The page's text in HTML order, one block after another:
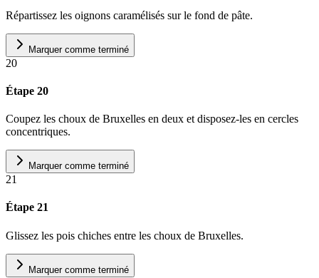
Répartissez les oignons caramélisés sur le fond de pâte.
Marquer comme terminé
20
Étape 20
Coupez les choux de Bruxelles en deux et disposez-les en cercles
concentriques.
Marquer comme terminé
21
Étape 21
Glissez les pois chiches entre les choux de Bruxelles.
Marquer comme terminé